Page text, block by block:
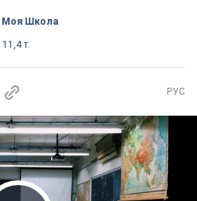
Моя Школа
11,4 т.
РУС